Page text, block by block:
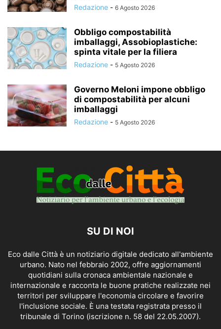
Redazione - 6 Agosto 2026
Obbligo compostabilità
imballaggi, Assobioplastiche:
spinta vitale per la filiera
Redazione - 5 Agosto 2026
Governo Meloni impone obbligo
di compostabilità per alcuni
imballaggi
Redazione - 5 Agosto 2026
SU DI NOI
Eco dalle Città è un notiziario digitale dedicato all'ambiente
urbano. Nato nel febbraio 2002, offre aggiornamenti
quotidiani sulla cronaca ambientale nazionale e
internazionale e racconta le buone pratiche realizzate nei
territori per sviluppare l'economia circolare e favorire
l'inclusione sociale. È una testata registrata presso il
tribunale di Torino (iscrizione n. 58 del 22.05.2007).